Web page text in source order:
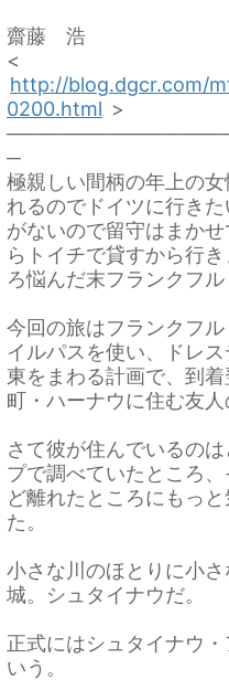
齋藤 浩
<
http://blog.dgcr.com/
0200.html >
─
極親しい間柄の年上の
れるのでドイツに行き
がないので留守はまか
らトイチで貸すから行
ろ悩んだ末フランクフル
今回の旅はフランクフ
イルパスを使い、ドレ
東をまわる計画で、到
町・ハーナウに住む友人
さて彼が住んでいるの
プで調べていたところ
ど離れたところにもっ
た。
小さな川のほとりに小
城。シュタイナウだ。
正式にはシュタイナウ
いう。